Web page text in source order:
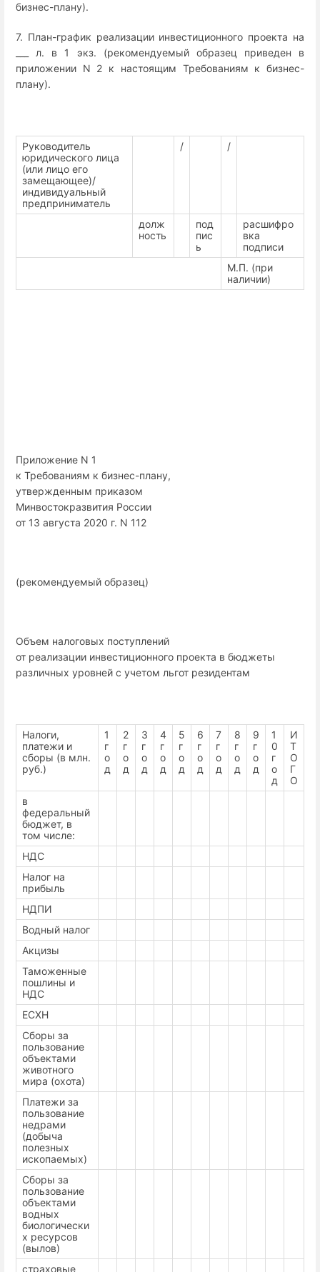
бизнес-плану).
7. План-график реализации инвестиционного проекта на
___ л. в 1 экз. (рекомендуемый образец приведен в
приложении N 2 к настоящим Требованиям к бизнес-
плану).
Руководитель
юридического лица
(или лицо его
замещающее)/
индивидуальный
предприниматель
/ /
долж
ность
под
пис
ь
расшифро
вка
подписи
М.П. (при
наличии)
Приложение N 1
к Требованиям к бизнес-плану,
утвержденным приказом
Минвостокразвития России
от 13 августа 2020 г. N 112
(рекомендуемый образец)
Объем налоговых поступлений
от реализации инвестиционного проекта в бюджеты
различных уровней с учетом льгот резидентам
Налоги,
платежи и
сборы (в млн.
руб.)
1
г
о
д
2
г
о
д
3
г
о
д
4
г
о
д
5
г
о
д
6
г
о
д
7
г
о
д
8
г
о
д
9
г
о
д
1
0
г
о
д
И
Т
О
Г
О
в
федеральный
бюджет, в
том числе:
НДС
Налог на
прибыль
НДПИ
Водный налог
Акцизы
Таможенные
пошлины и
НДС
ЕСХН
Сборы за
пользование
объектами
животного
мира (охота)
Платежи за
пользование
недрами
(добыча
полезных
ископаемых)
Сборы за
пользование
объектами
водных
биологически
х ресурсов
(вылов)
страховые